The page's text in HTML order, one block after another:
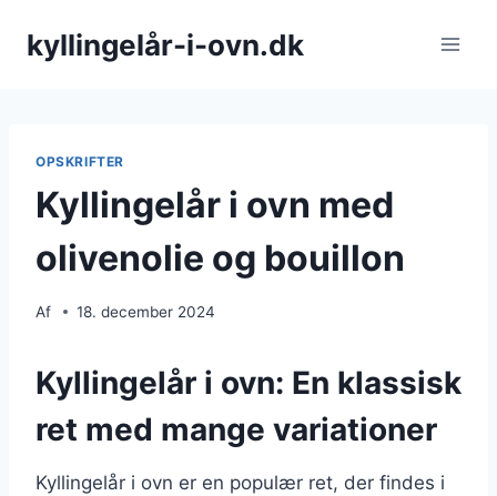
kyllingelår-i-ovn.dk
OPSKRIFTER
Kyllingelår i ovn med
olivenolie og bouillon
Af 18. december 2024
Kyllingelår i ovn: En klassisk
ret med mange variationer
Kyllingelår i ovn er en populær ret, der findes i